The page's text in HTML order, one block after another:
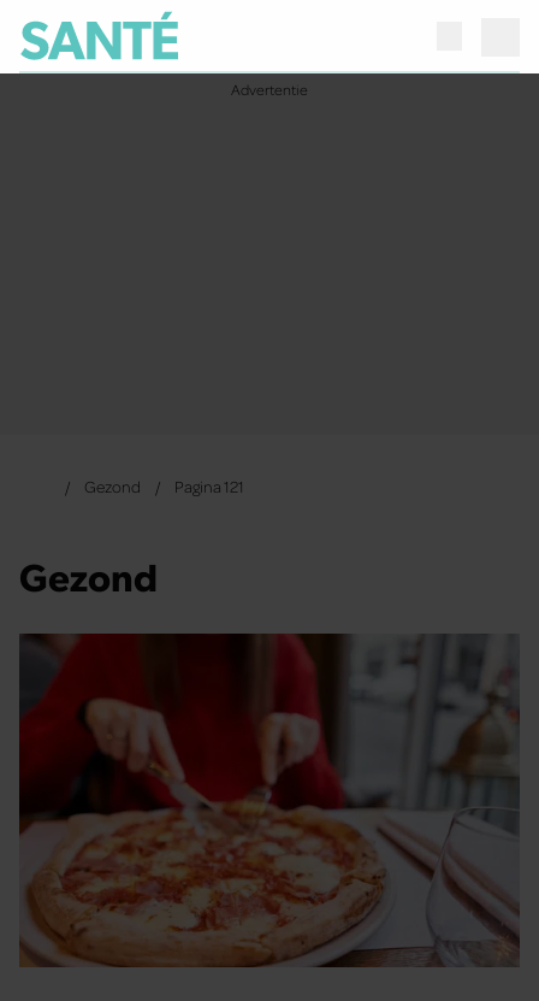
Gezond Pagina 121
Gezond